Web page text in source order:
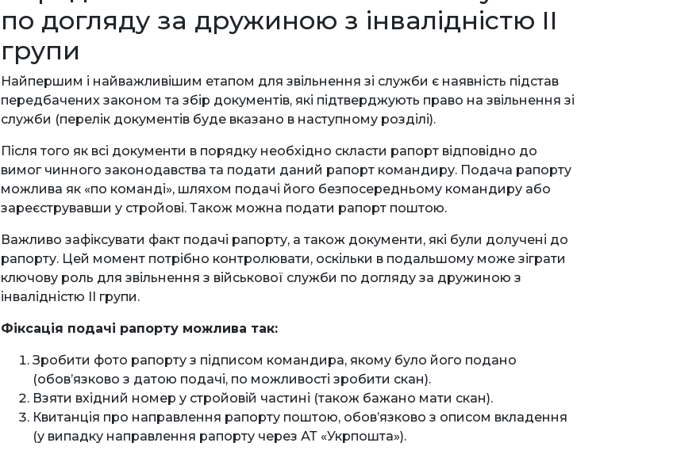
по догляду за дружиною з інвалідністю ІІ
групи
Найпершим і найважливішим етапом для звільнення зі служби є наявність підстав
передбачених законом та збір документів, які підтверджують право на звільнення зі
служби (перелік документів буде вказано в наступному розділі).
Після того як всі документи в порядку необхідно скласти рапорт відповідно до
вимог чинного законодавства та подати даний рапорт командиру. Подача рапорту
можлива як «по команді», шляхом подачі його безпосередньому командиру або
зареєструвавши у стройові. Також можна подати рапорт поштою.
Важливо зафіксувати факт подачі рапорту, а також документи, які були долучені до
рапорту. Цей момент потрібно контролювати, оскільки в подальшому може зіграти
ключову роль для звільнення з військової служби по догляду за дружиною з
інвалідністю ІІ групи.
Фіксація подачі рапорту можлива так:
Зробити фото рапорту з підписом командира, якому було його подано
(обов’язково з датою подачі, по можливості зробити скан).
Взяти вхідний номер у стройовій частині (також бажано мати скан).
Квитанція про направлення рапорту поштою, обов’язково з описом вкладення
(у випадку направлення рапорту через АТ «Укрпошта»).